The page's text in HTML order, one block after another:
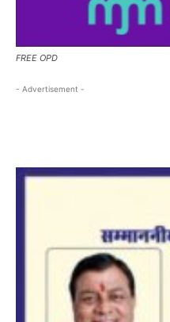
FREE OPD
- Advertisement -